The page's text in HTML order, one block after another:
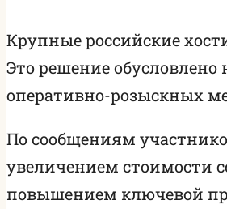
Крупные российские
Это решение
оперативно-розыскных
По сообщениям
увеличением стоимости
повышением ключевой